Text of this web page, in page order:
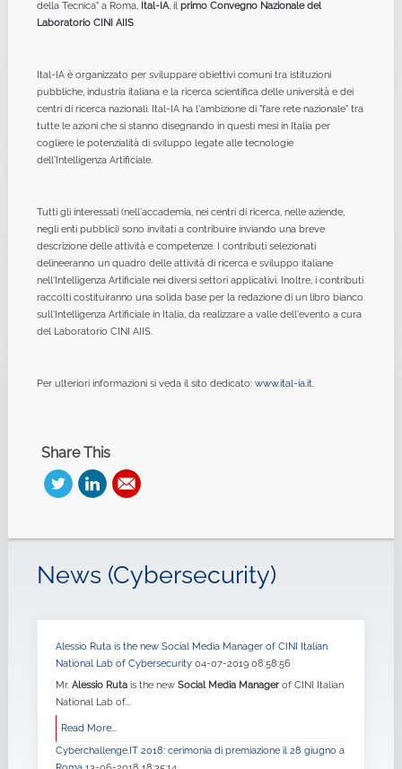
della Tecnica" a Roma, Ital-IA, il primo Convegno Nazionale del
Laboratorio CINI AIIS.
Ital-IA è organizzato per sviluppare obiettivi comuni tra istituzioni
pubbliche, industria italiana e la ricerca scientifica delle università e dei
centri di ricerca nazionali. Ital-IA ha l'ambizione di "fare rete nazionale" tra
tutte le azioni che si stanno disegnando in questi mesi in Italia per
cogliere le potenzialità di sviluppo legate alle tecnologie
dell'Intelligenza Artificiale.
Tutti gli interessati (nell'accademia, nei centri di ricerca, nelle aziende,
negli enti pubblici) sono invitati a contribuire inviando una breve
descrizione delle attività e competenze. I contributi selezionati
delineeranno un quadro delle attività di ricerca e sviluppo italiane
nell'Intelligenza Artificiale nei diversi settori applicativi. Inoltre, i contributi
raccolti costituiranno una solida base per la redazione di un libro bianco
sull'Intelligenza Artificiale in Italia, da realizzare a valle dell'evento a cura
del Laboratorio CINI AIIS.
Per ulteriori informazioni si veda il sito dedicato: www.ital-ia.it.
Share This
News (Cybersecurity)
Alessio Ruta is the new Social Media Manager of CINI Italian
National Lab of Cybersecurity 04-07-2019 08:58:56
Mr. Alessio Rutais the new Social Media Managerof CINI Italian
National Lab of...
Read More...
Cyberchallenge.IT 2018: cerimonia di premiazione il 28 giugno a